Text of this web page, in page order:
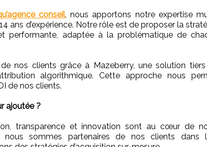
conseil, nous apportons notre expertise
ans d’expérience. Notre rôle est de proposer la
performante, adaptée à la problématique de
nos clients grâce à Mazeberry, une solution
algorithmique. Cette approche nous
de nos clients.
ajoutée ?
transparence et innovation sont au cœur de
nous sommes partenaires de nos clients dans